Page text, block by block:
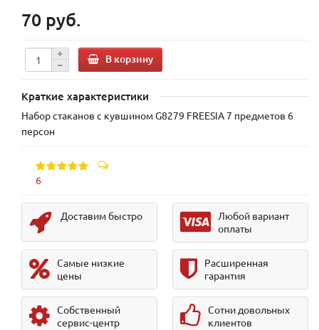
70 руб.
В корзину
Краткие характеристики
Набор стаканов с кувшином G8279 FREESIA 7 предметов 6
персон
6
Доставим быстро
Любой вариант
оплаты
Самые низкие
цены
Расширенная
гарантия
Собственный
сервис-центр
Сотни довольных
клиентов